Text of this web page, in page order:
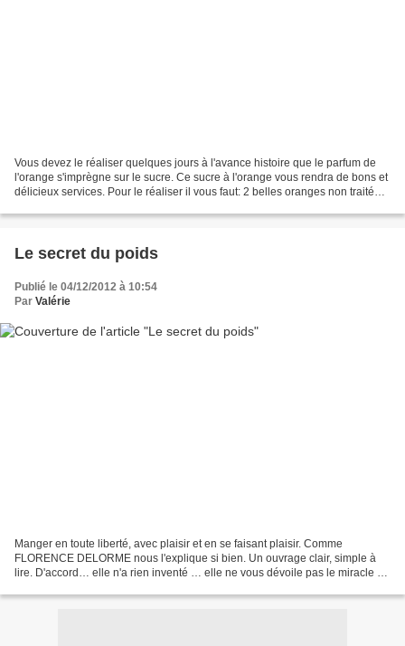
Vous devez le réaliser quelques jours à l'avance histoire que le parfum de
l'orange s'imprègne sur le sucre. Ce sucre à l'orange vous rendra de bons et
délicieux services. Pour le réaliser il vous faut: 2 belles oranges non traitées
Le secret du poids
Publié le 04/12/2012 à 10:54
Par Valérie
Manger en toute liberté, avec plaisir et en se faisant plaisir. Comme
FLORENCE DELORME nous l'explique si bien. Un ouvrage clair, simple à
lire. D'accord… elle n'a rien inventé … elle ne vous dévoile pas le miracle du